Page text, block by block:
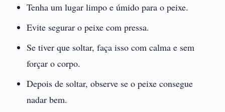
Tenha um lugar limpo e úmido para o peixe.
Evite segurar o peixe com pressa.
Se tiver que soltar, faça isso com calma e sem
forçar o corpo.
Depois de soltar, observe se o peixe consegue
nadar bem.